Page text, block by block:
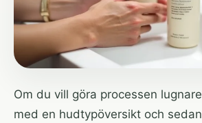
Om du vill göra processen
med en hudtypöversikt och